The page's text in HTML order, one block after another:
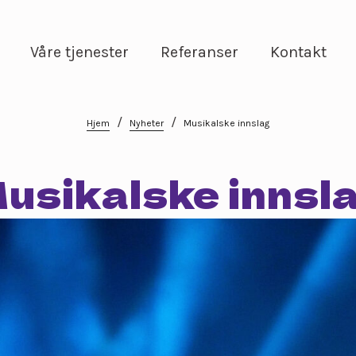
Våre tjenester Referanser Kontakt
Hjem / Nyheter / Musikalske innslag